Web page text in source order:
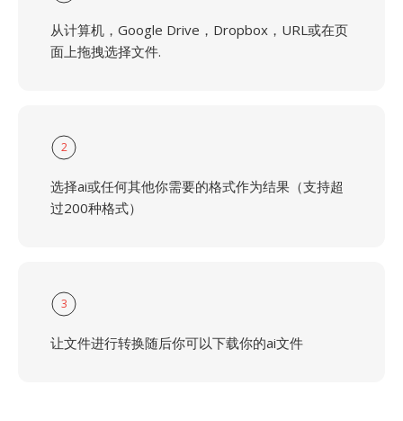
从计算机，Google Drive，Dropbox，URL或在页
面上拖拽选择文件.
2
选择ai或任何其他你需要的格式作为结果（支持超
过200种格式）
3
让文件进行转换随后你可以下载你的ai文件